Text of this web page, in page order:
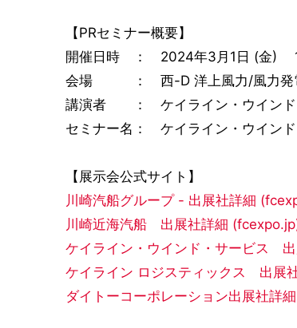
【PRセミナー概要】
開催日時 ： 2024年3月1日 (金)
会場 ： 西-D 洋上風力/風力発
講演者 ： ケイライン・ウインド
セミナー名： ケイライン・ウイン
【展示会公式サイト】
川崎汽船グループ - 出展社詳細
川崎近海汽船 出展社詳細
ケイライン・ウインド・サービス
ケイライン ロジスティックス 出展
ダイトーコーポレーション出展社詳